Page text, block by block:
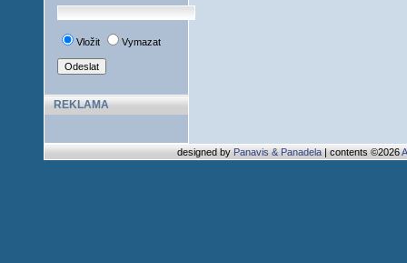
Vložit Vymazat
REKLAMA
designed byPanavis & Panadela| contents ©2026